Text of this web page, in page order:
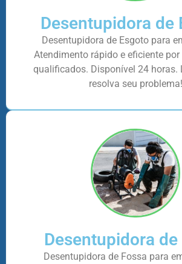
Desentupidora de
Desentupidora de Esgoto para
Atendimento rápido e eficiente
qualificados. Disponível 24 horas.
resolva seu problema!
Desentupidora de
Desentupidora de Fossa para